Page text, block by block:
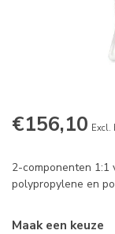
€156,10 Excl.
2-componenten 1:1
polypropylene en
Maak een keuze